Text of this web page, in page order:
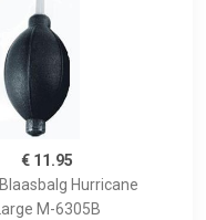
€ 11.95
Hurricane
M-6305B